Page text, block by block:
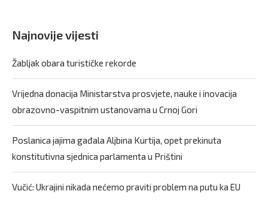
Najnovije vijesti
Žabljak obara turističke rekorde
Vrijedna donacija Ministarstva prosvjete, nauke i inovacija
obrazovno-vaspitnim ustanovama u Crnoj Gori
Poslanica jajima gađala Aljbina Kurtija, opet prekinuta
konstitutivna sjednica parlamenta u Prištini
Vučić: Ukrajini nikada nećemo praviti problem na putu ka EU